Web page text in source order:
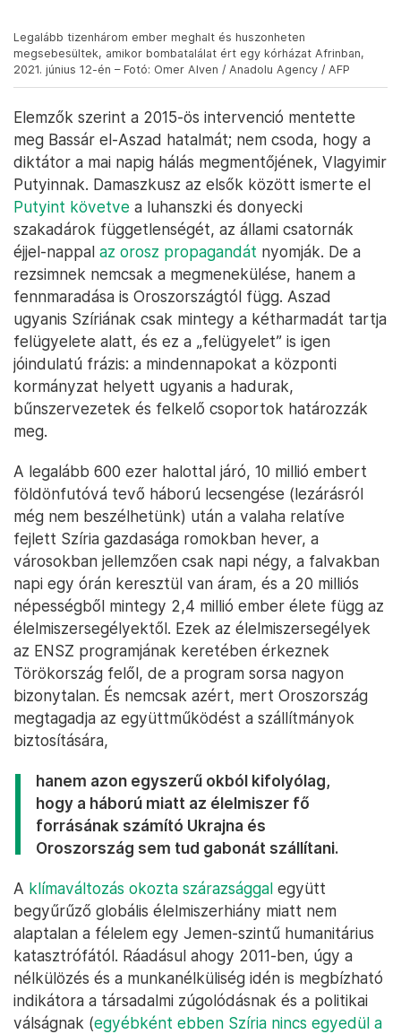
Legalább tizenhárom ember meghalt és huszonheten
megsebesültek, amikor bombatalálat ért egy kórházat Afrinban,
2021. június 12-én – Fotó: Omer Alven / Anadolu Agency / AFP
Elemzők szerint a 2015-ös intervenció mentette
meg Bassár el-Aszad hatalmát; nem csoda, hogy a
diktátor a mai napig hálás megmentőjének, Vlagyimir
Putyinnak. Damaszkusz az elsők között ismerte el
Putyint követve a luhanszki és donyecki
szakadárok függetlenségét, az állami csatornák
éjjel-nappal az orosz propagandát nyomják. De a
rezsimnek nemcsak a megmenekülése, hanem a
fennmaradása is Oroszországtól függ. Aszad
ugyanis Szíriának csak mintegy a kétharmadát tartja
felügyelete alatt, és ez a „felügyelet” is igen
jóindulatú frázis: a mindennapokat a központi
kormányzat helyett ugyanis a hadurak,
bűnszervezetek és felkelő csoportok határozzák
meg.
A legalább 600 ezer halottal járó, 10 millió embert
földönfutóvá tevő háború lecsengése (lezárásról
még nem beszélhetünk) után a valaha relatíve
fejlett Szíria gazdasága romokban hever, a
városokban jellemzően csak napi négy, a falvakban
napi egy órán keresztül van áram, és a 20 milliós
népességből mintegy 2,4 millió ember élete függ az
élelmiszersegélyektől. Ezek az élelmiszersegélyek
az ENSZ programjának keretében érkeznek
Törökország felől, de a program sorsa nagyon
bizonytalan. És nemcsak azért, mert Oroszország
megtagadja az együttműködést a szállítmányok
biztosítására,
hanem azon egyszerű okból kifolyólag,
hogy a háború miatt az élelmiszer fő
forrásának számító Ukrajna és
Oroszország sem tud gabonát szállítani.
A klímaváltozás okozta szárazsággal együtt
begyűrűző globális élelmiszerhiány miatt nem
alaptalan a félelem egy Jemen-szintű humanitárius
katasztrófától. Ráadásul ahogy 2011-ben, úgy a
nélkülözés és a munkanélküliség idén is megbízható
indikátora a társadalmi zúgolódásnak és a politikai
válságnak (egyébként ebben Szíria nincs egyedül a